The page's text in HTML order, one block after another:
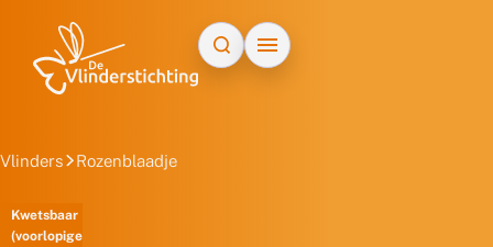
Vlinders Rozenblaadje
Kwetsbaar
(voorlopige